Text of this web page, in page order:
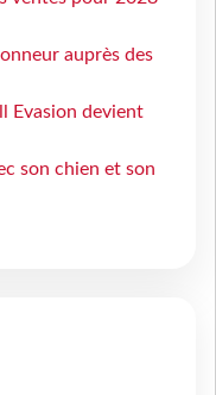
auprès des
Evasion devient
son chien et son